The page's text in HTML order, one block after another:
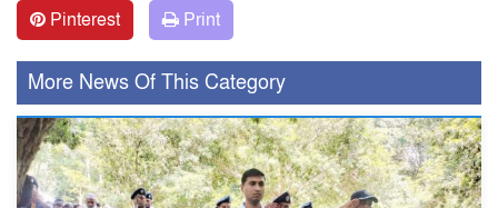
Pinterest
Print
More News Of This Category